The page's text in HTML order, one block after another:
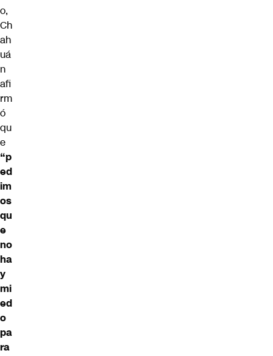
o,
Ch
ah
uá
n
afi
rm
ó
qu
e
“p
ed
im
os
qu
e
no
ha
y
mi
ed
o
pa
ra